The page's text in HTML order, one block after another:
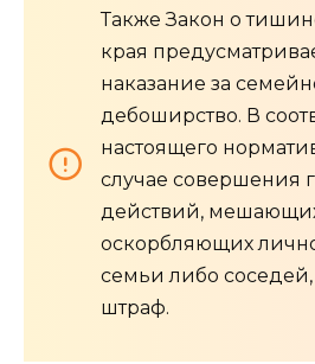
Также Закон о
края
наказание за
дебоширство. В
настоящего
случае совершения
действий,
оскорбляющих
семьи либо соседей,
штраф.